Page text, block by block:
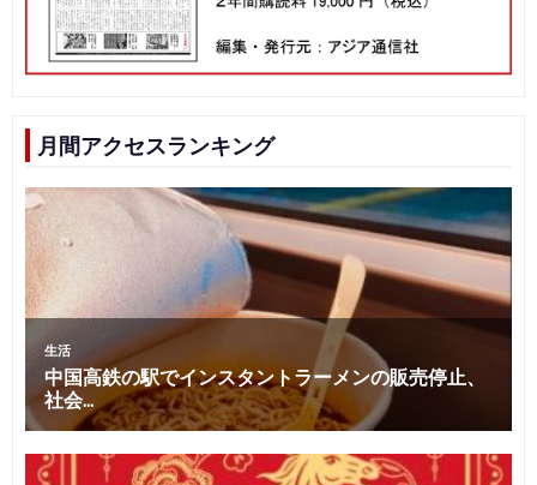
月間アクセスランキング